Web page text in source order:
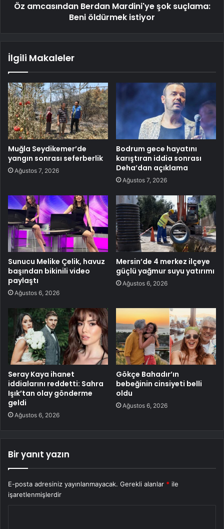
Öz amcasından Berdan Mardini'ye şok suçlama:
Beni öldürmek istiyor
İlgili Makaleler
Muğla Seydikemer’de
yangın sonrası seferberlik
Ağustos 7, 2026
Bodrum gece hayatını
karıştıran iddia sonrası
Deha’dan açıklama
Ağustos 7, 2026
Sunucu Melike Çelik, havuz
başından bikinili video
paylaştı
Ağustos 6, 2026
Mersin’de 4 merkez ilçeye
güçlü yağmur suyu yatırımı
Ağustos 6, 2026
Seray Kaya ihanet
iddialarını reddetti: Sahra
Işık’tan olay gönderme
geldi
Ağustos 6, 2026
Gökçe Bahadır’ın
bebeğinin cinsiyeti belli
oldu
Ağustos 6, 2026
Bir yanıt yazın
E-posta adresiniz yayınlanmayacak. Gerekli alanlar * ile
işaretlenmişlerdir